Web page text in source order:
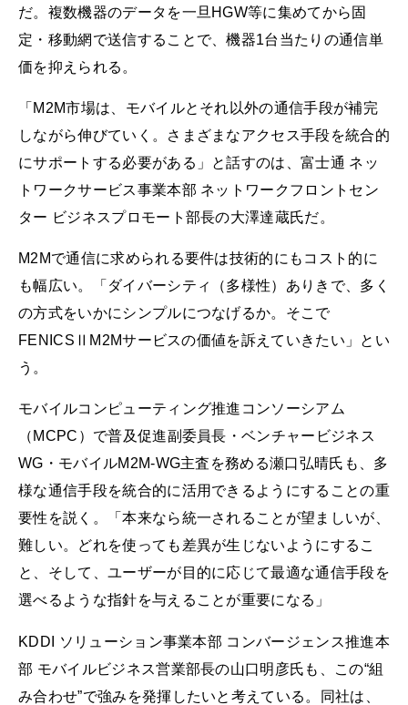
だ。複数機器のデータを一旦HGW等に集めてから固
定・移動網で送信することで、機器1台当たりの通信単
価を抑えられる。
「M2M市場は、モバイルとそれ以外の通信手段が補完
しながら伸びていく。さまざまなアクセス手段を統合的
にサポートする必要がある」と話すのは、富士通 ネッ
トワークサービス事業本部 ネットワークフロントセン
ター ビジネスプロモート部長の大澤達蔵氏だ。
M2Mで通信に求められる要件は技術的にもコスト的に
も幅広い。「ダイバーシティ（多様性）ありきで、多く
の方式をいかにシンプルにつなげるか。そこで
FENICSⅡM2Mサービスの価値を訴えていきたい」とい
う。
モバイルコンピューティング推進コンソーシアム
（MCPC）で普及促進副委員長・ベンチャービジネス
WG・モバイルM2M-WG主査を務める瀬口弘晴氏も、多
様な通信手段を統合的に活用できるようにすることの重
要性を説く。「本来なら統一されることが望ましいが、
難しい。どれを使っても差異が生じないようにするこ
と、そして、ユーザーが目的に応じて最適な通信手段を
選べるような指針を与えることが重要になる」
KDDI ソリューション事業本部 コンバージェンス推進本
部 モバイルビジネス営業部長の山口明彦氏も、この“組
み合わせ”で強みを発揮したいと考えている。同社は、